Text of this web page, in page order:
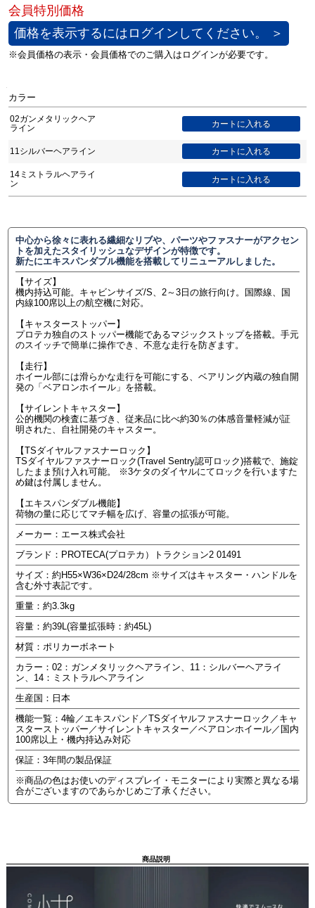
価格を表示するにはログインしてください。 ＞
カラー
02ガンメタリックヘア
ライン
11シルバーヘアライン
14ミストラルヘアライ
ン
中心から徐々に表れる繊細なリブや、パーツやファスナーがアクセン
トを加えたスタイリッシュなデザインが特徴です。
新たにエキスパンダブル機能を搭載してリニューアルしました。
【サイズ】
機内持込可能。キャビンサイズ/S、2～3日の旅行向け。国際線、国
内線100席以上の航空機に対応。
【キャスターストッパー】
プロテカ独自のストッパー機能であるマジックストップを搭載。手元
のスイッチで簡単に操作でき、不意な走行を防ぎます。
【走行】
ホイール部には滑らかな走行を可能にする、ベアリング内蔵の独自開
発の「ベアロンホイール」を搭載。
【サイレントキャスター】
公的機関の検査に基づき、従来品に比べ約30％の体感音量軽減が証
明された、自社開発のキャスター。
【TSダイヤルファスナーロック】
TSダイヤルファスナーロック(Travel Sentry認可ロック)搭載で、施錠
したまま預け入れ可能。 ※3ケタのダイヤルにてロックを行いますた
め鍵は付属しません。
【エキスパンダブル機能】
荷物の量に応じてマチ幅を広げ、容量の拡張が可能。
メーカー：エース株式会社
ブランド：PROTECA(プロテカ）トラクション2 01491
サイズ：約H55×W36×D24/28cm ※サイズはキャスター・ハンドルを
含む外寸表記です。
重量：約3.3kg
容量：約39L(容量拡張時：約45L)
材質：ポリカーボネート
カラー：02：ガンメタリックヘアライン、11：シルバーヘアライ
ン、14：ミストラルヘアライン
生産国：日本
機能一覧：4輪／エキスパンド／TSダイヤルファスナーロック／キャ
スターストッパー／サイレントキャスター／ベアロンホイール／国内
100席以上・機内持込み対応
保証：3年間の製品保証
※商品の色はお使いのディスプレイ・モニターにより実際と異なる場
合がございますのであらかじめご了承ください。
商品説明